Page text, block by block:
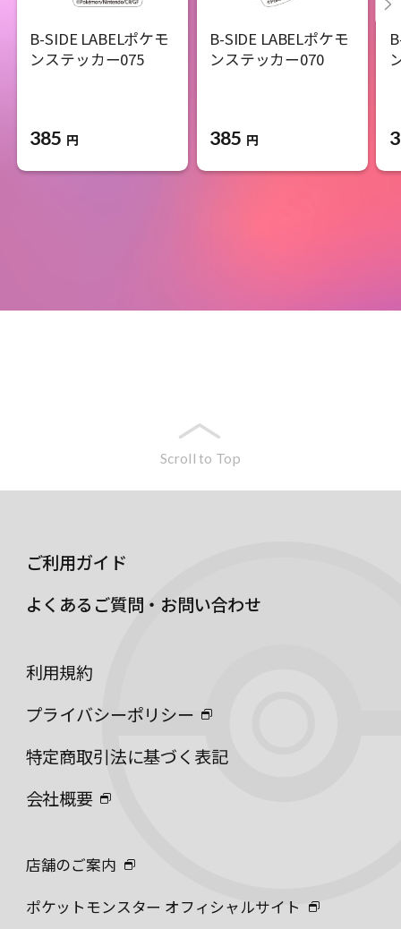
B-SIDE LABELポケモ
ンステッカー075
385 円
B-SIDE LABELポケモ
ンステッカー070
385 円
Scroll to Top
ご利用ガイド
よくあるご質問・お問い合わせ
利用規約
プライバシーポリシー
特定商取引法に基づく表記
会社概要
店舗のご案内
ポケットモンスター オフィシャルサイト